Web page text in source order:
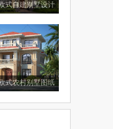
式自建别墅设计
式农村别墅图纸